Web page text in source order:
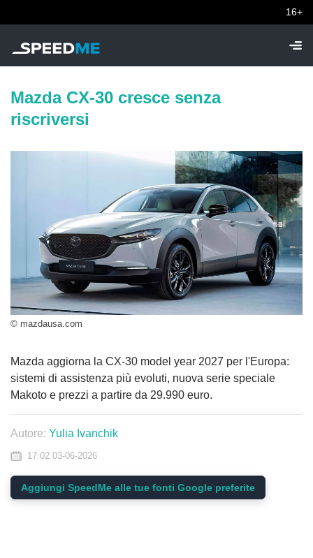
16+
Mazda CX-30 cresce senza
riscriversi
© mazdausa.com
Mazda aggiorna la CX-30 model year 2027 per l'Europa:
sistemi di assistenza più evoluti, nuova serie speciale
Makoto e prezzi a partire da 29.990 euro.
Autore: Yulia Ivanchik
17:02 03-06-2026
Aggiungi SpeedMe alle tue fonti Google preferite